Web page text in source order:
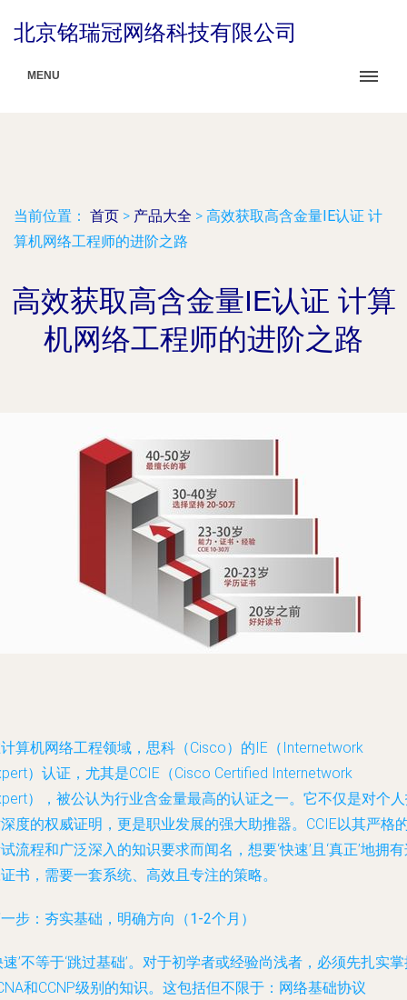
北京铭瑞冠网络科技有限公司
MENU
当前位置： 首页 > 产品大全 > 高效获取高含金量IE认证 计
算机网络工程师的进阶之路
高效获取高含金量IE认证 计算
机网络工程师的进阶之路
算机网络工程领域，思科（Cisco）的IE（Internetwork
）认证，尤其是CCIE（Cisco Certified Internetwork
），被公认为行业含金量最高的认证之一。它不仅是对个
度的权威证明，更是职业发展的强大助推器。CCIE以其严格
流程和广泛深入的知识要求而闻名，想要‘快速’且‘真正’地拥
书，需要一套系统、高效且专注的策略。
步：夯实基础，明确方向（1-2个月）
速’不等于‘跳过基础’。对于初学者或经验尚浅者，必须先扎实
和CCNP级别的知识。这包括但不限于：网络基础协议